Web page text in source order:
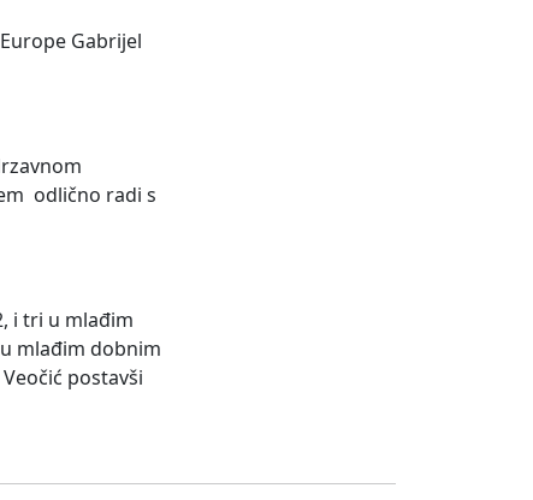
Gabrijel
odlično radi s
i tri u mlađim
mlađim dobnim
postavši